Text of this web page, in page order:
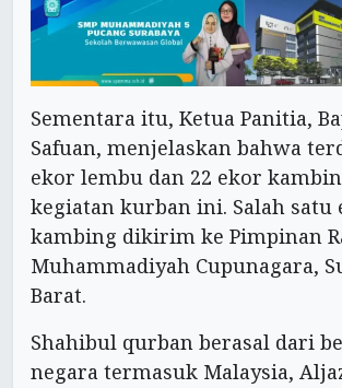
Sementara itu, Ketua Panitia,
Safuan, menjelaskan bahwa
ekor lembu dan 22 ekor
kegiatan kurban ini. Salah satu
kambing dikirim ke Pimpinan
Muhammadiyah Cupunagara,
Barat.
Shahibul qurban berasal dari
negara termasuk Malaysia,